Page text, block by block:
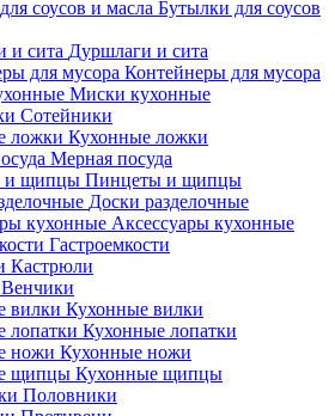
Бутылки для соусов
Дуршлаги и сита
Контейнеры для мусора
Миски кухонные
Сотейники
Кухонные ложки
Мерная посуда
Пинцеты и щипцы
Доски разделочные
Аксессуары кухонные
Гастроемкости
Кастрюли
Венчики
Кухонные вилки
Кухонные лопатки
Кухонные ножи
Кухонные щипцы
Половники